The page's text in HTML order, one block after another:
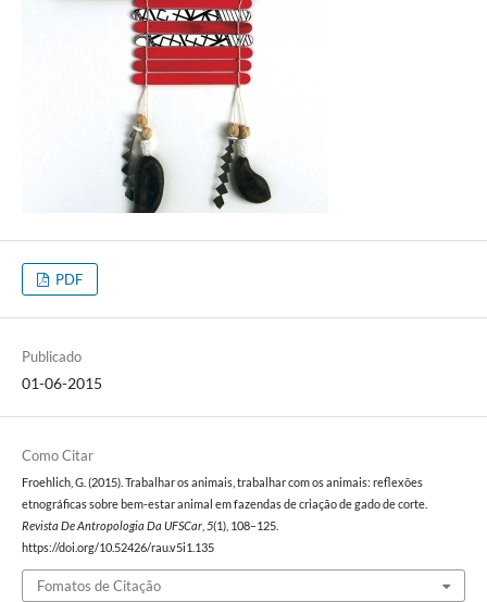
PDF
Publicado
01-06-2015
Como Citar
Froehlich, G. (2015). Trabalhar os animais, trabalhar com os animais: reflexões
etnográficas sobre bem‐estar animal em fazendas de criação de gado de corte.
Revista De Antropologia Da UFSCar, 5(1), 108–125.
https://doi.org/10.52426/rau.v5i1.135
Fomatos de Citação